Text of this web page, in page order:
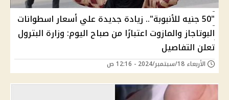
"50 جنيه للأنبوبة".. زيادة جديدة علي أسعار اسطوانات
البوتاجاز والمازوت اعتبارًا من صباح اليوم: وزارة البترول
تعلن التفاصيل
الأربعاء 18/سبتمبر/2024 - 12:16 ص